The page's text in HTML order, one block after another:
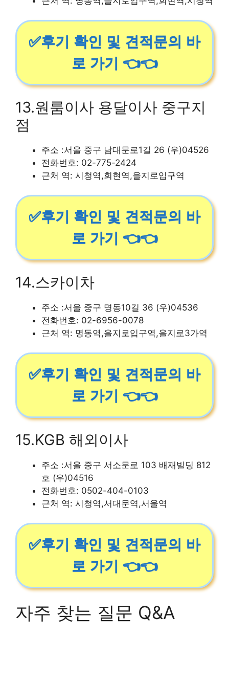
✅후기 확인 및 견적문의 바
로 가기 👈👈
13.원룸이사 용달이사 중구지
점
주소 :서울 중구 남대문로1길 26 (우)04526
전화번호: 02-775-2424
근처 역: 시청역,회현역,을지로입구역
✅후기 확인 및 견적문의 바
로 가기 👈👈
14.스카이차
주소 :서울 중구 명동10길 36 (우)04536
전화번호: 02-6956-0078
근처 역: 명동역,을지로입구역,을지로3가역
✅후기 확인 및 견적문의 바
로 가기 👈👈
15.KGB 해외이사
주소 :서울 중구 서소문로 103 배재빌딩 812
호 (우)04516
전화번호: 0502-404-0103
근처 역: 시청역,서대문역,서울역
✅후기 확인 및 견적문의 바
로 가기 👈👈
자주 찾는 질문 Q&A